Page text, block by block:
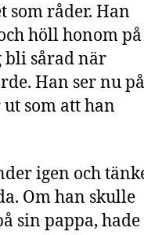
som råder. Han
höll honom på
bli sårad när
Han ser nu på
ut som att han
igen och
Om han skulle
sin pappa, hade